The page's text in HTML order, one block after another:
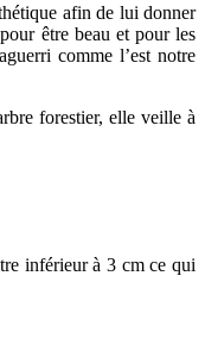
afin de lui donner
être beau et pour les
comme l’est notre
forestier, elle veille à
inférieur à 3 cm ce qui